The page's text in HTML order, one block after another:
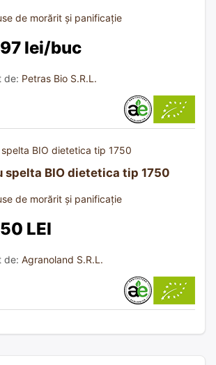
de morărit și panificație
lei/buc
de: Petras Bio S.R.L.
spelta BIO dietetica tip 1750
de morărit și panificație
LEI
de: Agranoland S.R.L.